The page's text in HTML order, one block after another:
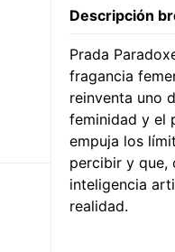
Descripción
Prada
fragancia
reinventa uno
feminidad y el
empuja los
percibir y que,
inteligencia
realidad.